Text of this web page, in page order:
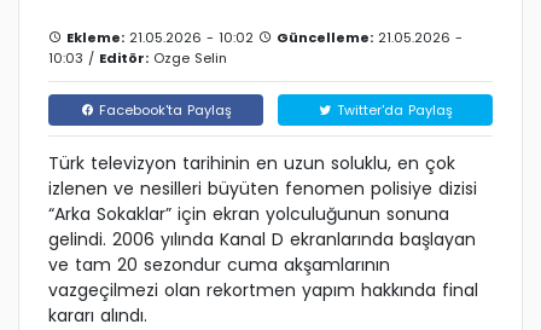
Ekleme: 21.05.2026 - 10:02 Güncelleme: 21.05.2026 -
10:03 / Editör: Ozge Selin
Facebook'ta Paylaş Twitter'da Paylaş
Türk televizyon tarihinin en uzun soluklu, en çok
izlenen ve nesilleri büyüten fenomen polisiye dizisi
“Arka Sokaklar” için ekran yolculuğunun sonuna
gelindi. 2006 yılında Kanal D ekranlarında başlayan
ve tam 20 sezondur cuma akşamlarının
vazgeçilmezi olan rekortmen yapım hakkında final
kararı alındı.